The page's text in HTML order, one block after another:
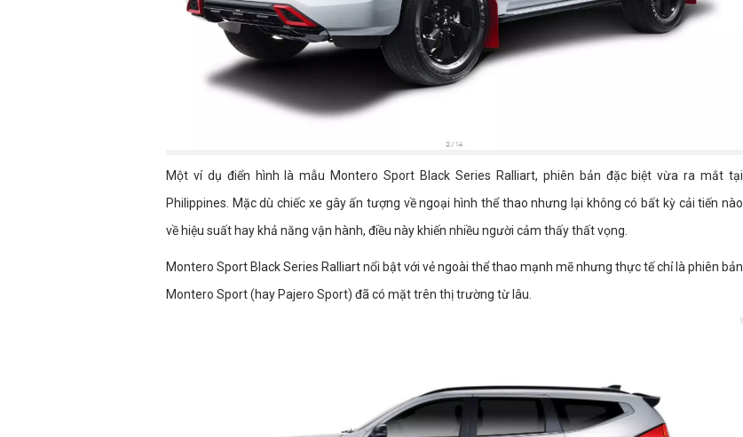
Một ví dụ điển hình là mẫu Montero Sport Black Series Ralliart, phiên bản đặc biệt vừa ra mắt tại
Philippines. Mặc dù chiếc xe gây ấn tượng về ngoại hình thể thao nhưng lại không có bất kỳ cải tiến nào
về hiệu suất hay khả năng vận hành, điều này khiến nhiều người cảm thấy thất vọng.
Montero Sport Black Series Ralliart nổi bật với vẻ ngoài thể thao mạnh mẽ nhưng thực tế chỉ là phiên bản
Montero Sport (hay Pajero Sport) đã có mặt trên thị trường từ lâu.